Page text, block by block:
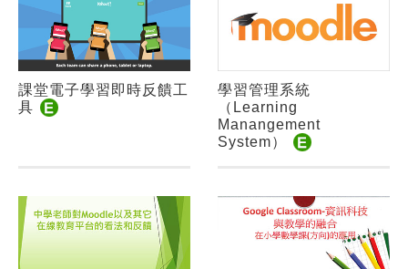
課堂電子學習即時反饋工
具
學習管理系統
（Learning
Manangement
System）